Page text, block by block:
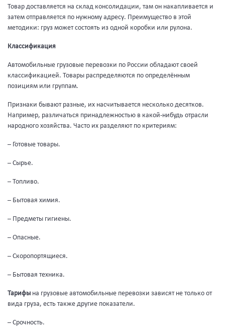
Товар доставляется на склад консолидации, там он накапливается и
затем отправляется по нужному адресу. Преимущество в этой
методики: груз может состоять из одной коробки или рулона.
Классификация
Автомобильные грузовые перевозки по России обладают своей
классификацией. Товары распределяются по определённым
позициям или группам.
Признаки бывают разные, их насчитывается несколько десятков.
Например, различаться принадлежностью в какой-нибудь отрасли
народного хозяйства. Часто их разделяют по критериям:
– Готовые товары.
– Сырье.
– Топливо.
– Бытовая химия.
– Предметы гигиены.
– Опасные.
– Скоропортящиеся.
– Бытовая техника.
Тарифы на грузовые автомобильные перевозки зависят не только от
вида груза, есть также другие показатели.
– Срочность.